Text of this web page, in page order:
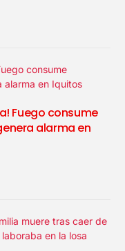
Fuego consume
alarma en